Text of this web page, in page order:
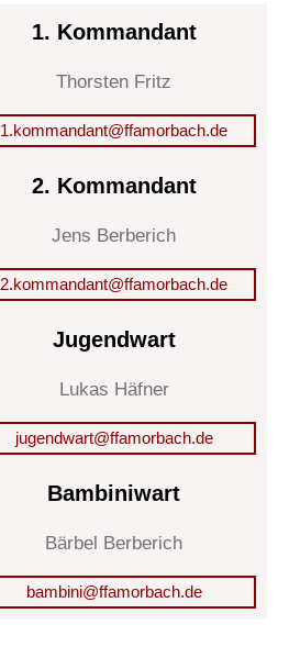
1. Kommandant
Thorsten Fritz
1.kommandant@ffamorbach.de
2. Kommandant
Jens Berberich
2.kommandant@ffamorbach.de
Jugendwart
Lukas Häfner
jugendwart@ffamorbach.de
Bambiniwart
Bärbel Berberich
bambini@ffamorbach.de